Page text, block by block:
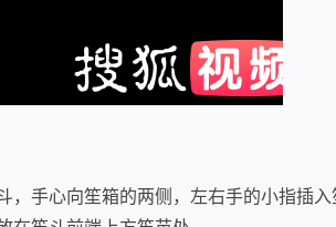
，手心向笙箱的两侧，左右手的小指插